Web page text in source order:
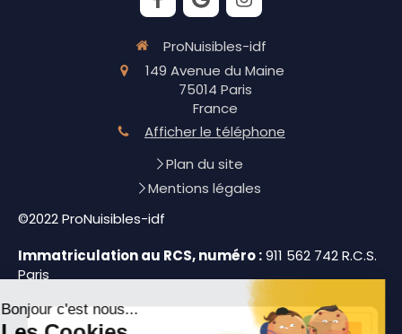
ProNuisibles-idf
149 Avenue du Maine
75014 Paris
France
Afficher le téléphone
Plan du site
Mentions légales
©2022 ProNuisibles-idf
Immatriculation au RCS, numéro :911 562 742 R.C.S.
Paris